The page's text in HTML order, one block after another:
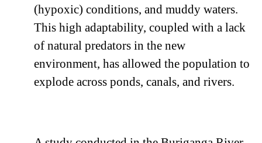
(hypoxic) conditions, and muddy waters.
This high adaptability, coupled with a lack
of natural predators in the new
environment, has allowed the population to
explode across ponds, canals, and rivers.